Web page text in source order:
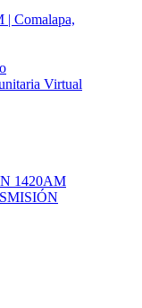
| Comalapa,
Virtual
1420AM